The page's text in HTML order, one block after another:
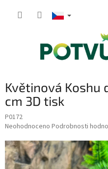
Květinová Koshu
cm 3D tisk
P0172
Průměrné
produktu
je
0,0
Neohodnoceno Podrobnosti